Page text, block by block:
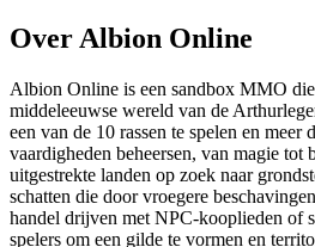
Over Albion Online
Albion Online is een sandbox MMO
middeleeuwse wereld van de
een van de 10 rassen te spelen en meer
vaardigheden beheersen, van magie tot
uitgestrekte landen op zoek naar
schatten die door vroegere
handel drijven met NPC-kooplieden of
spelers om een gilde te vormen en